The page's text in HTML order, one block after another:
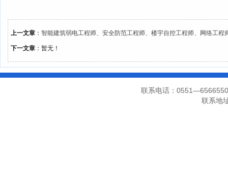
上一文章 ： 智能建筑弱电工程师、安全防范工程师、楼宇自控工程师、网络工程
下一文章 ：暂无！
联系电话：
联系地